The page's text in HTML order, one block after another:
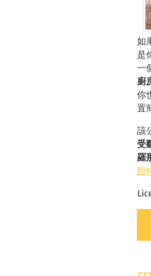
如
是
一
廚
你
置
該
受
羅
館